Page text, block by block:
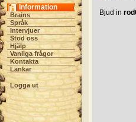
Information
Brains
Språk
Intervjuer
Stöd oss
Hjälp
Vanliga frågor
Kontakta
Länkar
Logga ut
Bjud in